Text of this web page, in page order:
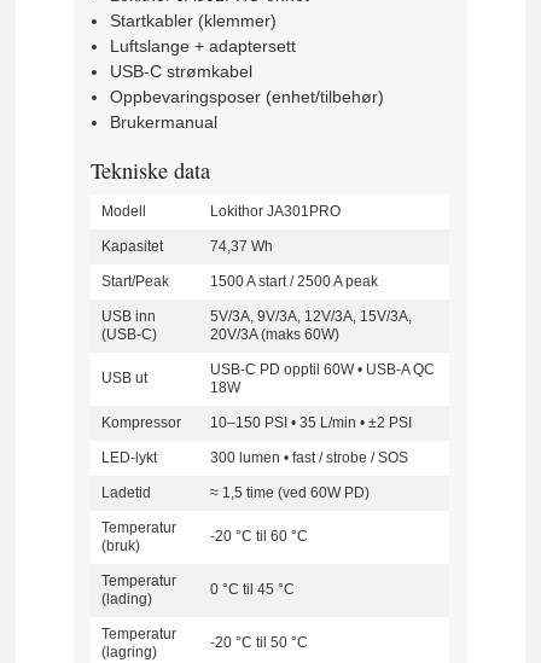
Startkabler (klemmer)
Luftslange + adaptersett
USB-C strømkabel
Oppbevaringsposer (enhet/tilbehør)
Brukermanual
Tekniske data
Modell Lokithor JA301PRO
Kapasitet 74,37 Wh
Start/Peak 1500 A start / 2500 A peak
USB inn
(USB-C)
5V/3A, 9V/3A, 12V/3A, 15V/3A,
20V/3A (maks 60W)
USB ut
USB-C PD opptil 60W • USB-A QC
18W
Kompressor 10–150 PSI • 35 L/min • ±2 PSI
LED-lykt 300 lumen • fast / strobe / SOS
Ladetid ≈ 1,5 time (ved 60W PD)
Temperatur
(bruk)
-20 °C til 60 °C
Temperatur
(lading)
0 °C til 45 °C
Temperatur
(lagring)
-20 °C til 50 °C